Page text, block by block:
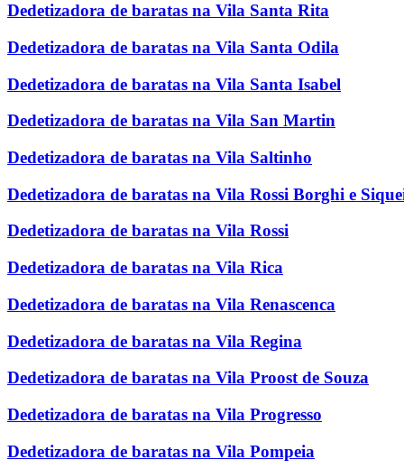
Dedetizadora de baratas na Vila Santa Rita
Dedetizadora de baratas na Vila Santa Odila
Dedetizadora de baratas na Vila Santa Isabel
Dedetizadora de baratas na Vila San Martin
Dedetizadora de baratas na Vila Saltinho
Dedetizadora de baratas na Vila Rossi Borghi e
Dedetizadora de baratas na Vila Rossi
Dedetizadora de baratas na Vila Rica
Dedetizadora de baratas na Vila Renascenca
Dedetizadora de baratas na Vila Regina
Dedetizadora de baratas na Vila Proost de Souza
Dedetizadora de baratas na Vila Progresso
Dedetizadora de baratas na Vila Pompeia